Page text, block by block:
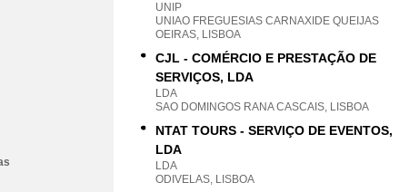
UNIP
UNIAO FREGUESIAS CARNAXIDE QUEIJAS
OEIRAS, LISBOA
CJL - COMÉRCIO E PRESTAÇÃO DE
SERVIÇOS, LDA
LDA
SAO DOMINGOS RANA CASCAIS, LISBOA
NTAT TOURS - SERVIÇO DE EVENTOS,
LDA
LDA
ODIVELAS, LISBOA